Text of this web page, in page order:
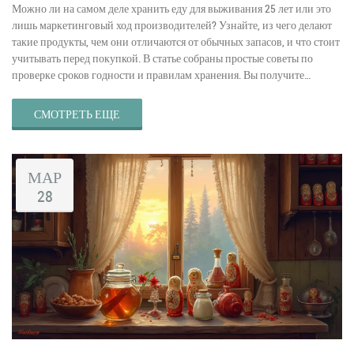
Можно ли на самом деле хранить еду для выживания 25 лет или это
лишь маркетинговый ход производителей? Узнайте, из чего делают
такие продукты, чем они отличаются от обычных запасов, и что стоит
учитывать перед покупкой. В статье собраны простые советы по
проверке сроков годности и правилам хранения. Вы получите
использовать после десятилетий хранения.
СМОТРЕТЬ ЕЩЕ
МАР
28